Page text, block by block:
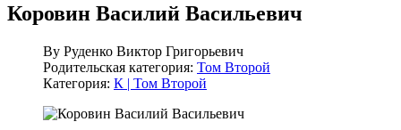
Коровин Василий Васильевич
By Руденко Виктор Григорьевич
Родительская категория: Том Второй
Категория: К | Том Второй